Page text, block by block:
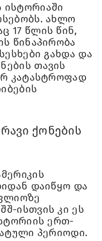
ისტორიაში
ახლო
17 წლის წინ,
წინაპირობა
გახდა და
თავის
კატასტროფად
ქონების
დაიწყო და
ისთვის კი ეს
ერთ-
პერიოდი.